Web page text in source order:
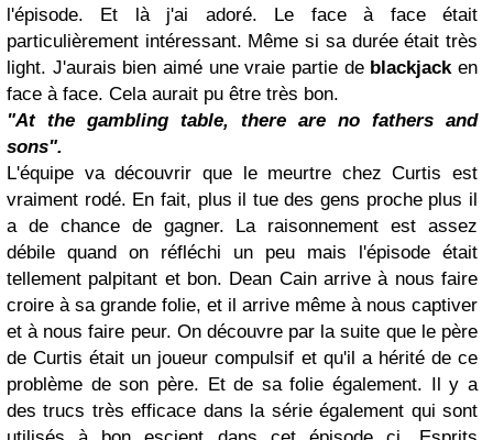
l'épisode. Et là j'ai adoré. Le face à face était
particulièrement intéressant. Même si sa durée était très
light. J'aurais bien aimé une vraie partie de blackjack en
face à face. Cela aurait pu être très bon.
"At the gambling table, there are no fathers and
sons".
L'équipe va découvrir que le meurtre chez Curtis est
vraiment rodé. En fait, plus il tue des gens proche plus il
a de chance de gagner. La raisonnement est assez
débile quand on réfléchi un peu mais l'épisode était
tellement palpitant et bon. Dean Cain arrive à nous faire
croire à sa grande folie, et il arrive même à nous captiver
et à nous faire peur. On découvre par la suite que le père
de Curtis était un joueur compulsif et qu'il a hérité de ce
problème de son père. Et de sa folie également. Il y a
des trucs très efficace dans la série également qui sont